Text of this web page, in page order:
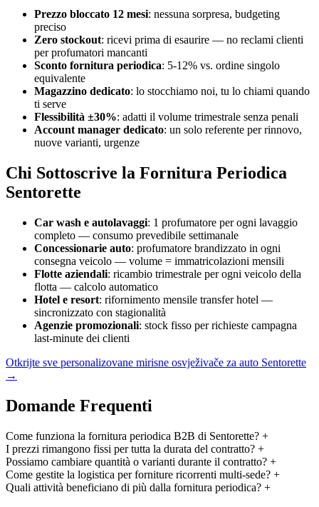
Prezzo bloccato 12 mesi: nessuna sorpresa, budgeting
preciso
Zero stockout: ricevi prima di esaurire — no reclami clienti
per profumatori mancanti
Sconto fornitura periodica: 5-12% vs. ordine singolo
equivalente
Magazzino dedicato: lo stocchiamo noi, tu lo chiami quando
ti serve
Flessibilità ±30%: adatti il volume trimestrale senza penali
Account manager dedicato: un solo referente per rinnovo,
nuove varianti, urgenze
Chi Sottoscrive la Fornitura Periodica
Sentorette
Car wash e autolavaggi: 1 profumatore per ogni lavaggio
completo — consumo prevedibile settimanale
Concessionarie auto: profumatore brandizzato in ogni
consegna veicolo — volume = immatricolazioni mensili
Flotte aziendali: ricambio trimestrale per ogni veicolo della
flotta — calcolo automatico
Hotel e resort: rifornimento mensile transfer hotel —
sincronizzato con stagionalità
Agenzie promozionali: stock fisso per richieste campagna
last-minute dei clienti
Otkrijte sve personalizovane mirisne osvježivače za auto Sentorette
→
Domande Frequenti
Come funziona la fornitura periodica B2B di Sentorette? +
I prezzi rimangono fissi per tutta la durata del contratto? +
Possiamo cambiare quantità o varianti durante il contratto? +
Come gestite la logistica per forniture ricorrenti multi-sede? +
Quali attività beneficiano di più dalla fornitura periodica? +